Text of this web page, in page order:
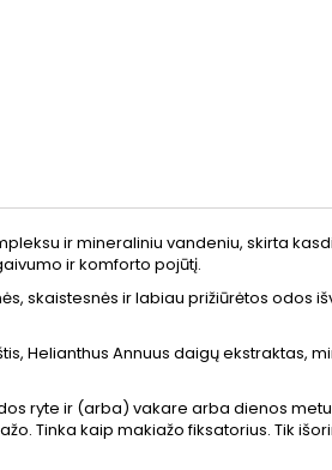
ir mineraliniu vandeniu, skirta
ir komforto pojūtį.
skaistesnės ir labiau prižiūrėtos odos
Helianthus Annuus daigų ekstraktas,
ryte ir (arba) vakare arba dienos
Tinka kaip makiažo fiksatorius. Tik